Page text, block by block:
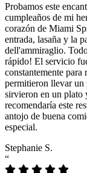
Probamos este
cumpleaños de mi
corazón de Miami
entrada, lasaña y la
dell'ammiraglio.
rápido! El servicio
constantemente
permitieron llevar un
sirvieron en un plato
recomendaría este
antojo de buena
especial.
Stephanie S.
“